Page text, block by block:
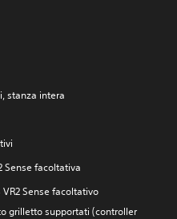
stanza intera
Sense facoltativa
Sense facoltativo
grilletto supportati (controller